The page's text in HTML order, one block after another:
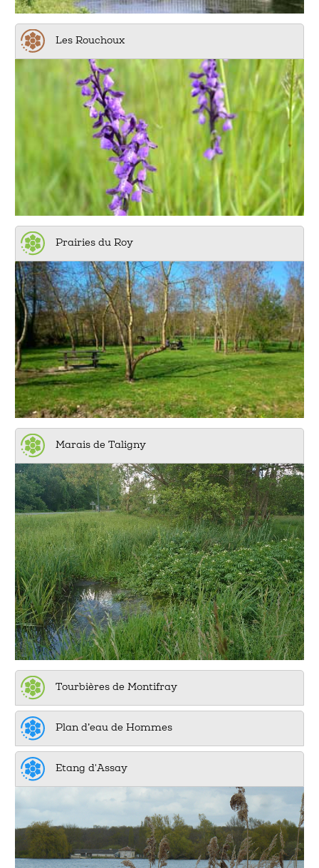
Les Rouchoux
Prairies du Roy
Marais de Taligny
Tourbières de Montifray
Plan d’eau de Hommes
Etang d'Assay